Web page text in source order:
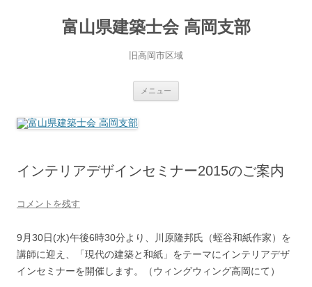
富山県建築士会 高岡支部
旧高岡市区域
メニュー
インテリアデザインセミナー2015のご案内
コメントを残す
9月30日(水)午後6時30分より、川原隆邦氏（蛭谷和紙作家）を
講師に迎え、「現代の建築と和紙」をテーマにインテリアデザ
インセミナーを開催します。（ウィングウィング高岡にて）